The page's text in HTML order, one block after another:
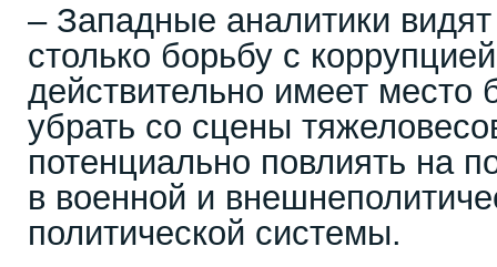
– Западные аналитики
столько борьбу с
действительно имеет место
убрать со сцены
потенциально повлиять на
в военной и
политической системы.